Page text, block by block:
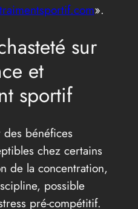
».
sur
et
sportif
bénéfices
chez certains
de la concentration,
possible
pré-compétitif.